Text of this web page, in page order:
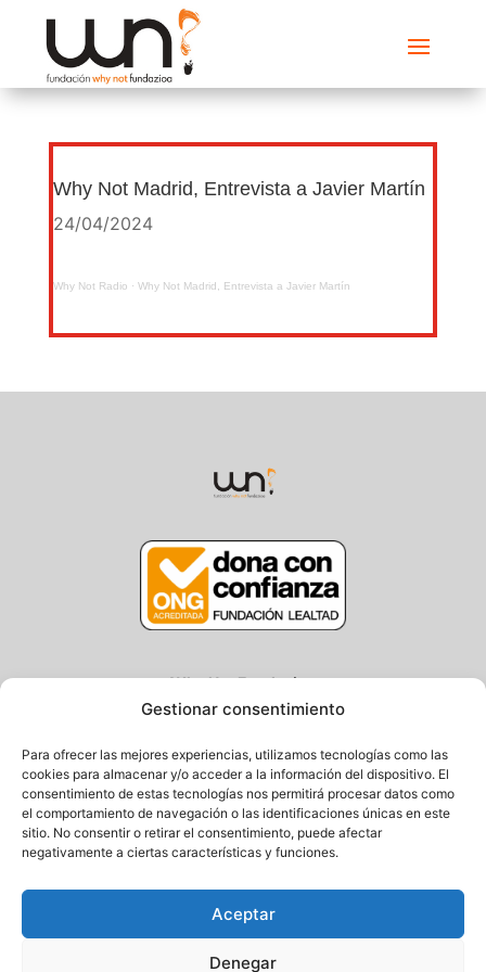
Gestionar consentimiento
Para ofrecer las mejores experiencias, utilizamos tecnologías como las
cookies para almacenar y/o acceder a la información del dispositivo. El
consentimiento de estas tecnologías nos permitirá procesar datos como
el comportamiento de navegación o las identificaciones únicas en este
sitio. No consentir o retirar el consentimiento, puede afectar
negativamente a ciertas características y funciones.
Aceptar
Denegar
Why Not Madrid, Entrevista a Javier Martín
24/04/2024
Why Not Radio · Why Not Madrid, Entrevista a Javier Martín
Why Not Fundazioa
Centro/Txoko: Particular de Ategorrieta 3
20013 Donostia – Gipuzkoa
Tel.: (+34) 943 058 694 / 627 014 791
Email: info@fundacionwhynot.org
Pribazitate Politika
Cookie Politika